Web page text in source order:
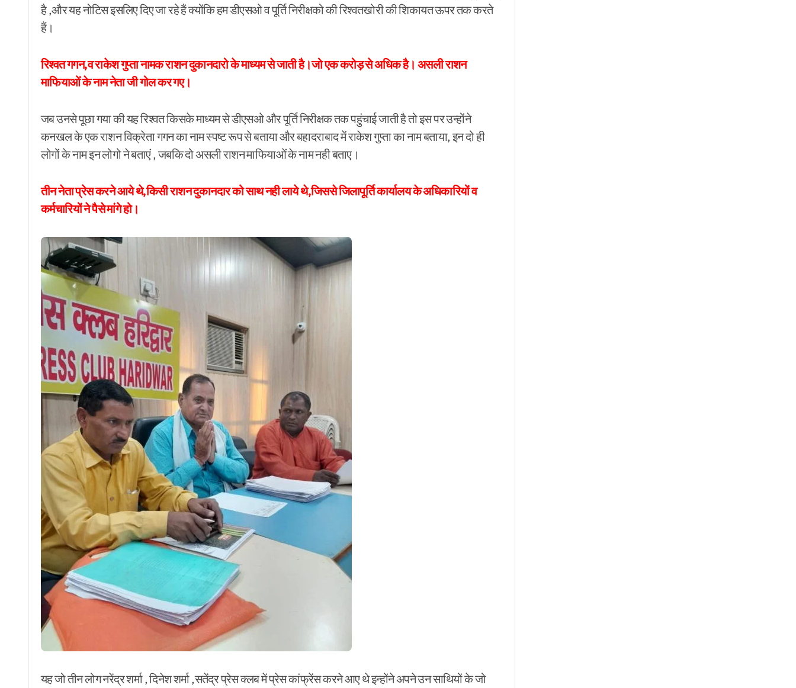
है ,और यह नोटिस इसलिए दिए जा रहे हैं क्योंकि हम डीएसओ व पूर्ति निरीक्षको की रिश्वतखोरी की शिकायत ऊपर तक करते
हैं।
रिश्वत गगन,व राकेश गुप्ता नामक राशन दुकानदारो के माध्यम से जाती है।जो एक करोड़ से अधिक है। असली राशन
माफियाओं के नाम नेता जी गोल कर गए।
जब उनसे पूछा गया की यह रिश्वत किसके माध्यम से डीएसओ और पूर्ति निरीक्षक तक पहुंचाई जाती है तो इस पर उन्होंने
कनखल के एक राशन विक्रेता गगन का नाम स्पष्ट रूप से बताया और बहादराबाद में राकेश गुप्ता का नाम बताया, इन दो ही
लोगों के नाम इन लोगो ने बताएं , जबकि दो असली राशन माफियाओं के नाम नही बताए।
तीन नेता प्रेस करने आये थे,किसी राशन दुकानदार को साथ नही लाये थे,जिससे जिलापूर्ति कार्यालय के अधिकारियों व
कर्मचारियों ने पैसे मांगे हो।
यह जो तीन लोग नरेंद्र शर्मा , दिनेश शर्मा ,सतेंद्र प्रेस क्लब में प्रेस कांफ्रेंस करने आए थे इन्होंने अपने उन साथियों के जो